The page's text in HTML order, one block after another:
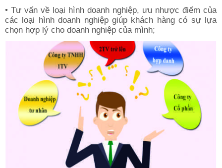
• Tư vấn về loại hình doanh nghiệp, ưu nhược điểm của
các loại hình doanh nghiệp giúp khách hàng có sự lựa
chọn hợp lý cho doanh nghiệp của mình;